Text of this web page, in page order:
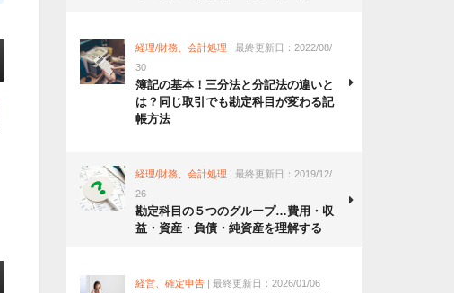
経理/財務、会計処理 | 最終更新日：2022/08/
30
簿記の基本！三分法と分記法の違いと
は？同じ取引でも勘定科目が変わる記
帳方法
経理/財務、会計処理 | 最終更新日：2019/12/
26
勘定科目の５つのグループ…費用・収
益・資産・負債・純資産を理解する
経営、確定申告 | 最終更新日：2026/01/06